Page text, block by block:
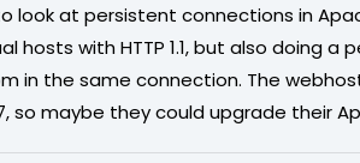
look at persistent connections in
hosts with HTTP 1.1, but also doing
in the same connection. The
so maybe they could upgrade their